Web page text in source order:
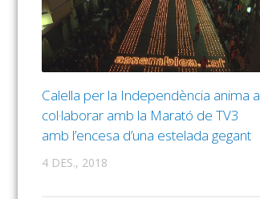
Calella per la Independència anima a
col·laborar amb la Marató de TV3
amb l’encesa d’una estelada gegant
4 DES., 2018